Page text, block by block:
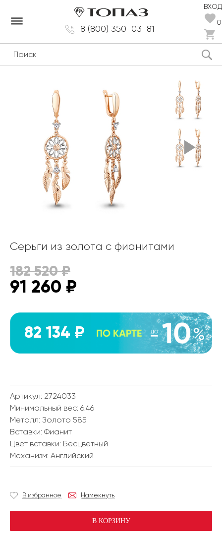
8 (800) 350-03-81
ВХОД
0
dehaze
Серьги из золота с фианитами
182 520₽
91 260 ₽
82 134 ₽
Артикул: 2724033
Минимальный вес: 6.46
Металл: Золото 585
Вставки: Фианит
Цвет вставки: Бесцветный
Механизм: Английский
В избранное Намекнуть
В КОРЗИНУ